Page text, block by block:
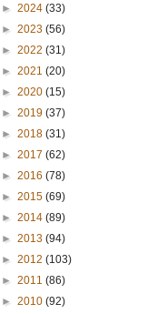
► 2024 (33)
► 2023 (56)
► 2022 (31)
► 2021 (20)
► 2020 (15)
► 2019 (37)
► 2018 (31)
► 2017 (62)
► 2016 (78)
► 2015 (69)
► 2014 (89)
► 2013 (94)
► 2012 (103)
► 2011 (86)
► 2010 (92)